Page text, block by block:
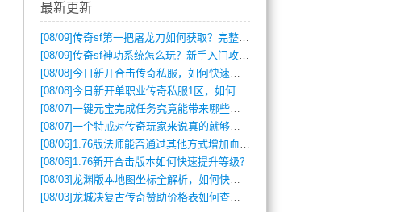
最新更新
[08/09]传奇sf第一把屠龙刀如何获取？完整攻略揭秘
[08/09]传奇sf神功系统怎么玩？新手入门攻略全解析
[08/08]今日新开合击传奇私服，如何快速提升角色战力？
[08/08]今日新开单职业传奇私服1区，如何快速升级与获取顶级装备？
[08/07]一键元宝完成任务究竟能带来哪些超值优势？
[08/07]一个特戒对传奇玩家来说真的就够用了吗？
[08/06] 1.76版法师能否通过其他方式增加血量？
[08/06] 1.76新开合击版本如何快速提升等级？
[08/03]龙渊版本地图坐标全解析，如何快速定位BOSS位置？
[08/03]龙城决复古传奇赞助价格表如何查询？